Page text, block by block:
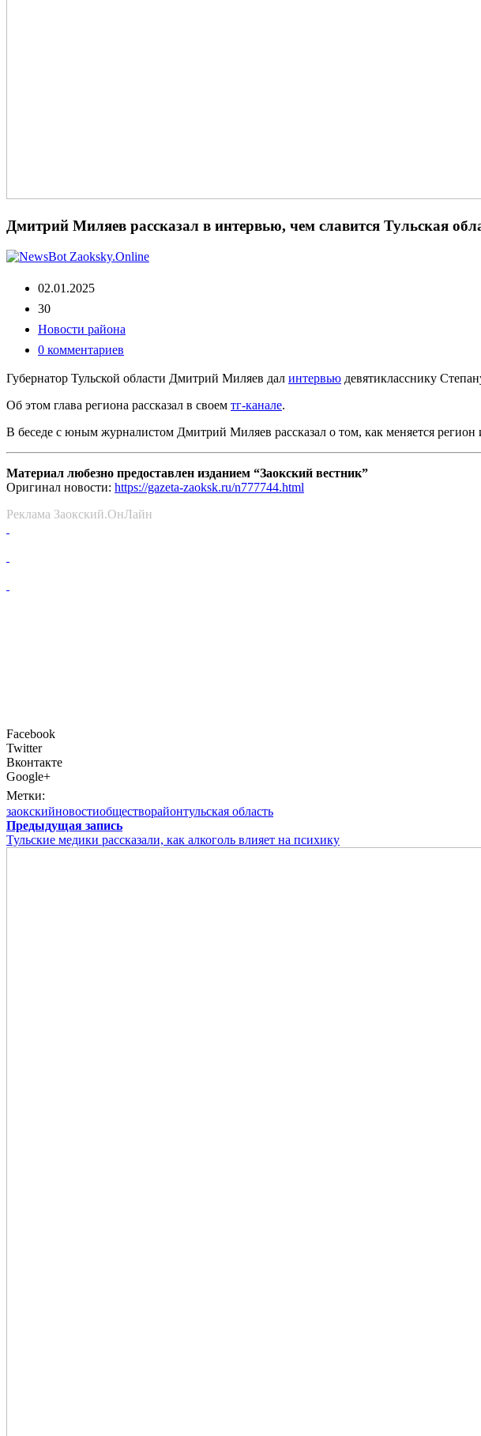
Дмитрий Миляев рассказал в интервью, чем славится Тульская
02.01.2025
30
Новости района
0 комментариев
Губернатор Тульской области Дмитрий Миляев дал интервью девятикласснику
Об этом глава региона рассказал в своем тг-канале.
В беседе с юным журналистом Дмитрий Миляев рассказал о том, как меняется регион
Материал любезно предоставлен изданием “Заокский вестник”
Оригинал новости: https://gazeta-zaoksk.ru/n777744.html
Реклама Заокский.ОнЛайн
Facebook
Twitter
Вконтакте
Google+
Метки:
заокскийновостиобществорайонтульская область
Предыдущая запись
Тульские медики рассказали, как алкоголь влияет на психику